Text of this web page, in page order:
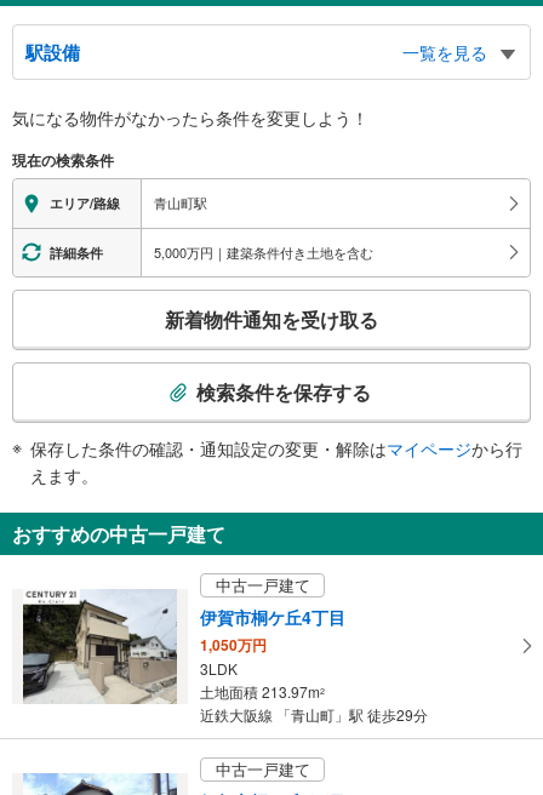
駅設備
一覧を見る
※段差なしでの移動経路
地上⇔改札：○
改札⇔ホーム：△（階段昇降機（チェアメイト））
その他
・階段昇降機（チェアメイト）
気になる物件がなかったら条件を変更しよう！
現在の検索条件
エリア/路線 青山町駅
詳細条件 5,000万円｜建築条件付き土地を含む
検
知
を
け
取
る
・
条
マ
新着物件通知を受け取る
検索条件を保存する
保存した条件の確認・通知設定の変更・解除はマイページから行
えます。
おすすめの中古一戸建て
中古一戸建て
伊賀市桐ケ丘4丁目
1,050万円
3LDK
土地面積 213.97m2
近鉄大阪線 「青山町」駅 徒歩29分
中古一戸建て